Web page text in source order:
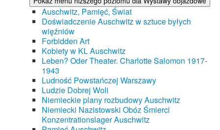
Auschwitz, Pamięć, Świat
Doświadczenie Auschwitz w sztuce byłych
więźniów
Forbidden Art
Kobiety w KL Auschwitz
Leben? Oder Theater. Charlotte Salomon 1917-
1943
Ludność Powstańczej Warszawy
Ludzie Dobrej Woli
Niemieckie plany rozbudowy Auschwitz
Niemiecki Nazistowski Obóz Śmierci
Konzentrationslager Auschwitz